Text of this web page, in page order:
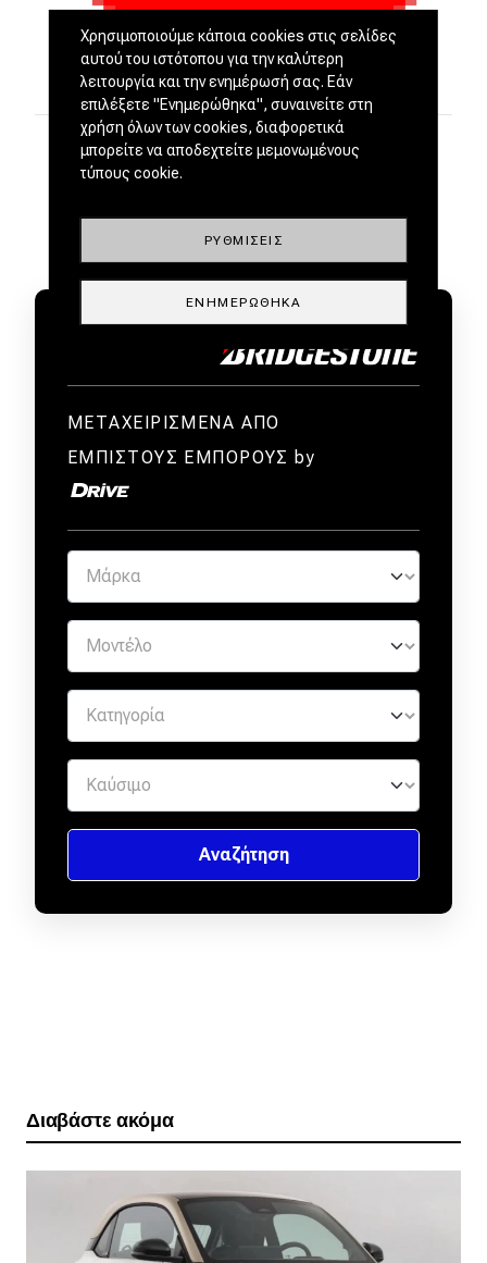
ΜΕΤΑΧΕΙΡΙΣΜΕΝΑ ΑΠΟ
ΕΜΠΙΣΤΟΥΣ ΕΜΠΟΡΟΥΣ by
Διαβάστε ακόμα
Χρησιμοποιούμε κάποια cookies στις σελίδες
αυτού του ιστότοπου για την καλύτερη
λειτουργία και την ενημέρωσή σας. Εάν
επιλέξετε "Ενημερώθηκα", συναινείτε στη
χρήση όλων των cookies, διαφορετικά
μπορείτε να αποδεχτείτε μεμονωμένους
τύπους cookie.
ΡΥΘΜΊΣΕΙΣ
ΕΝΗΜΕΡΏΘΗΚΑ